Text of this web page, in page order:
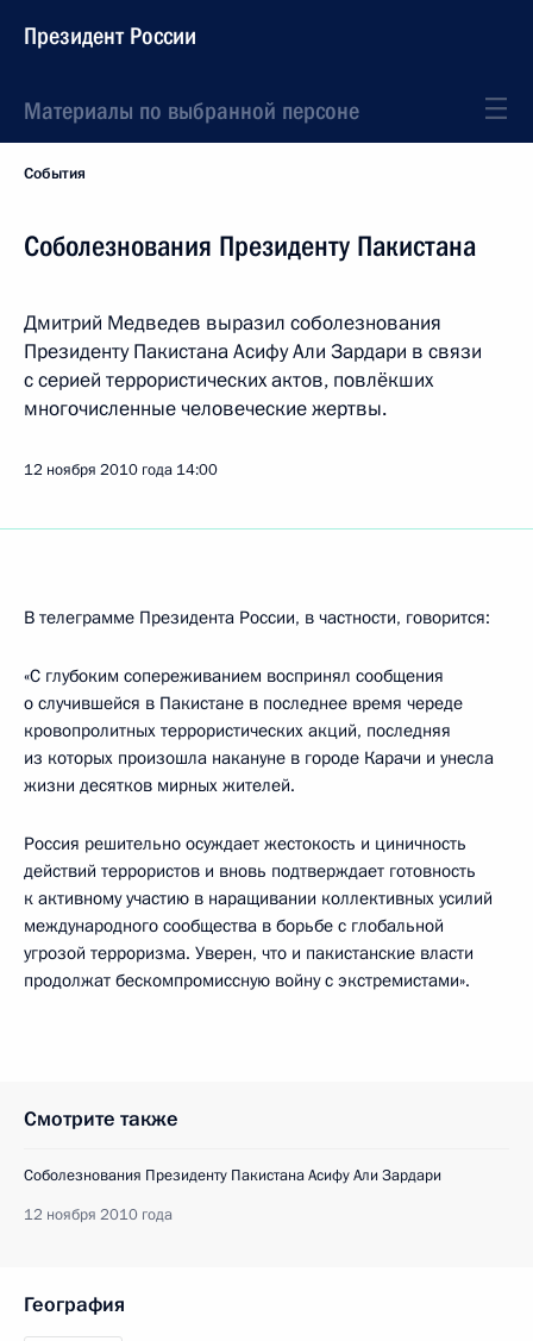
Президент России
Материалы по выбранной персоне
События
Соболезнования Президенту Пакистана
Дмитрий Медведев выразил соболезнования
Президенту Пакистана Асифу Али Зардари в связи
с серией террористических актов, повлёкших
многочисленные человеческие жертвы.
12 ноября 2010 года 14:00
В телеграмме Президента России, в частности, говорится:
«С глубоким сопереживанием воспринял сообщения
о случившейся в Пакистане в последнее время череде
кровопролитных террористических акций, последняя
из которых произошла накануне в городе Карачи и унесла
жизни десятков мирных жителей.
Россия решительно осуждает жестокость и циничность
действий террористов и вновь подтверждает готовность
к активному участию в наращивании коллективных усилий
международного сообщества в борьбе с глобальной
угрозой терроризма. Уверен, что и пакистанские власти
продолжат бескомпромиссную войну с экстремистами».
Смотрите также
Соболезнования Президенту Пакистана Асифу Али Зардари
12 ноября 2010 года
География